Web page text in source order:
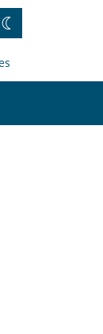
Changez
thème